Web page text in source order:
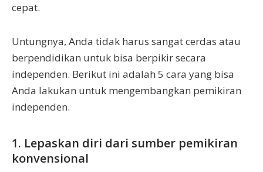
cepat.
Untungnya, Anda tidak harus sangat cerdas atau
berpendidikan untuk bisa berpikir secara
independen. Berikut ini adalah 5 cara yang bisa
Anda lakukan untuk mengembangkan pemikiran
independen.
1. Lepaskan diri dari sumber pemikiran
konvensional